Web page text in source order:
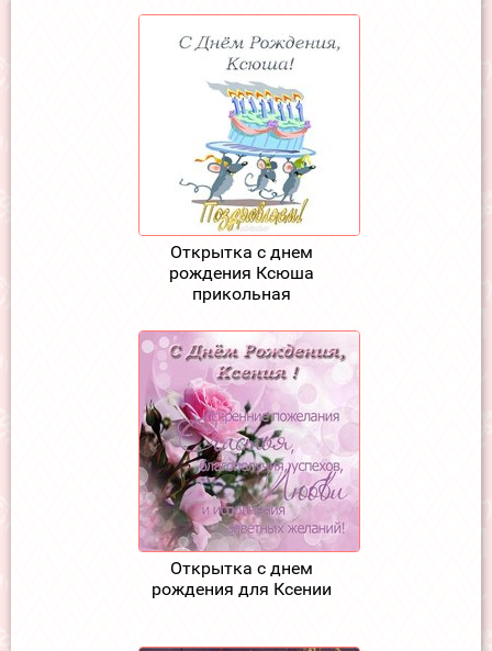
Открытка с днем
рождения Ксюша
прикольная
Открытка с днем
рождения для Ксении